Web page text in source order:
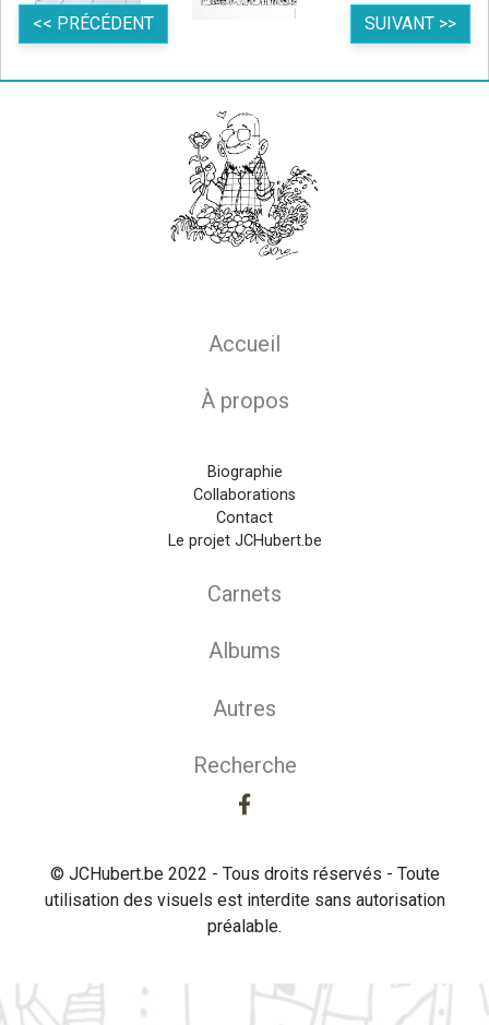
<< PRÉCÉDENT SUIVANT >>
Accueil
À propos
Biographie
Collaborations
Contact
Le projet JCHubert.be
Carnets
Albums
Autres
Recherche
© JCHubert.be 2022 - Tous droits réservés - Toute
utilisation des visuels est interdite sans autorisation
préalable.